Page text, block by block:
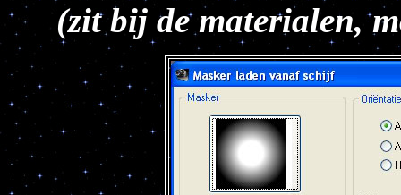
(zit bij de materialen,